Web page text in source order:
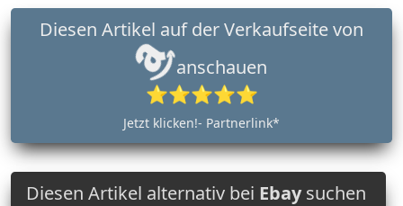
anschauen
⭐⭐⭐⭐⭐
Jetzt klicken!- Partnerlink*
Diesen Artikel alternativ bei Ebaysuchen